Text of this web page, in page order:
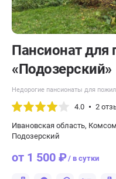
Пансионат
«Подозерский»
Недорогие пансионаты для
4.0 2
Ивановская область,
Подозерский
от 1 500 ₽/ в сутки